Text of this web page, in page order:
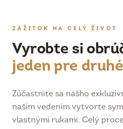
ZÁŽITOK NA CELÝ ŽIVOT
Vyrobte si
jeden pre
Zúčastnite sa nášho
naším vedením vytvorte
vlastnými rukami. Celý